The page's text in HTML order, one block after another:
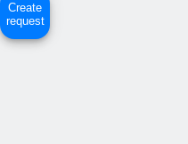
Create
request